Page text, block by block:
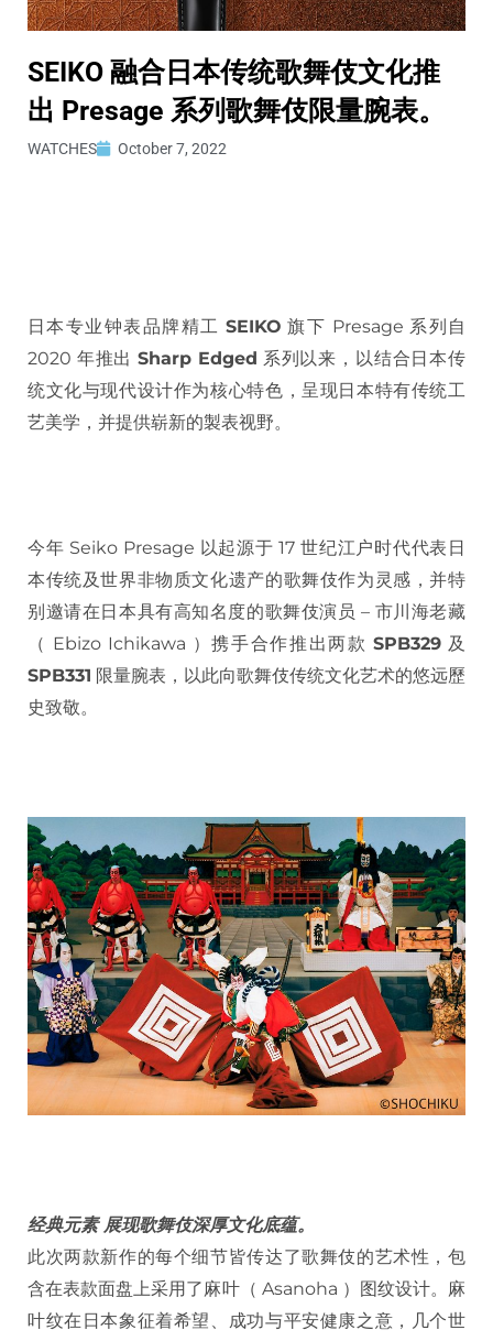
SEIKO 融合日本传统歌舞伎文化推
出 Presage 系列歌舞伎限量腕表。
WATCHES October 7, 2022
日本专业钟表品牌精工 SEIKO 旗下 Presage 系列自
2020 年推出Sharp Edged 系列以来，以结合日本传
统文化与现代设计作为核心特色，呈现日本特有传统工
艺美学，并提供崭新的製表视野。
今年 Seiko Presage 以起源于 17 世纪江户时代代表日
本传统及世界非物质文化遗产的歌舞伎作为灵感，并特
别邀请在日本具有高知名度的歌舞伎演员 – 市川海老藏
（ Ebizo Ichikawa ）携手合作推出两款SPB329 及
SPB331 限量腕表，以此向歌舞伎传统文化艺术的悠远歷
史致敬。
经典元素 展现歌舞伎深厚文化底蕴。
此次两款新作的每个细节皆传达了歌舞伎的艺术性，包
含在表款面盘上采用了麻叶（ Asanoha ）图纹设计。麻
叶纹在日本象征着希望、成功与平安健康之意，几个世